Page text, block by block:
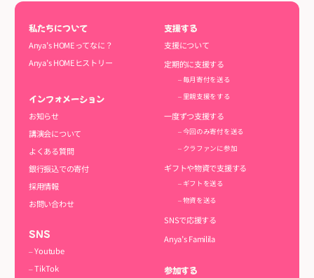
私たちについて
Anya’s HOMEってなに？
Anya’s HOMEヒストリー
インフォメーション
お知らせ
講演会について
よくある質問
銀行振込での寄付
採用情報
お問い合わせ
SNS
– Youtube
– TikTok
支援する
支援について
定期的に支援する
– 毎月寄付を送る
– 里親支援をする
一度ずつ支援する
– 今回のみ寄付を送る
– クラファンに参加
ギフトや物資で支援する
– ギフトを送る
– 物資を送る
SNSで応援する
Anya’s Familila
参加する